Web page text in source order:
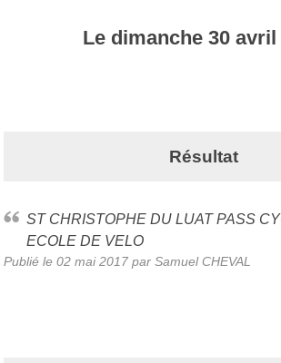
Le dimanche 30 avril
Résultat
ST CHRISTOPHE DU LUAT PASS CYCLISME ET
ECOLE DE VELO
Publié le 02 mai 2017 par Samuel CHEVAL